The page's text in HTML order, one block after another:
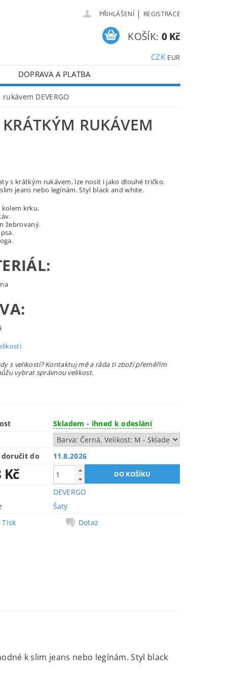
PŘIHLÁŠENÍ | REGISTRACE
CZK EUR
KOŠÍK: 0 Kč
DOPRAVA A PLATBA
DEVERGO
RUKÁVEM
s krátkým rukávem, lze nosit i jako dlouhé tričko.
jeans nebo legínám. Styl black and white.
kolem krku.
žebrovaný.
s velikostí? Kontaktuj mě a ráda ti zboží přeměřím
vybrat správnou velikost.
Skladem - ihned k odeslání
doručit do 11.8.2026
Kč
DEVERGO
Šaty
Tisk
Dotaz
k slim jeans nebo legínám. Styl black